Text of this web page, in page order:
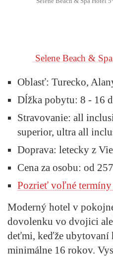
Selene Beach &
Oblasť: Turecko,
Dĺžka pobytu: 8 - 16
Stravovanie: all
superior, ultra all
Doprava: letecky z
Cena za osobu: od
Pozrieť voľné
Moderný hotel v
dovolenku vo dvojici
deťmi, keďže ubytovaní
minimálne 16 rokov.